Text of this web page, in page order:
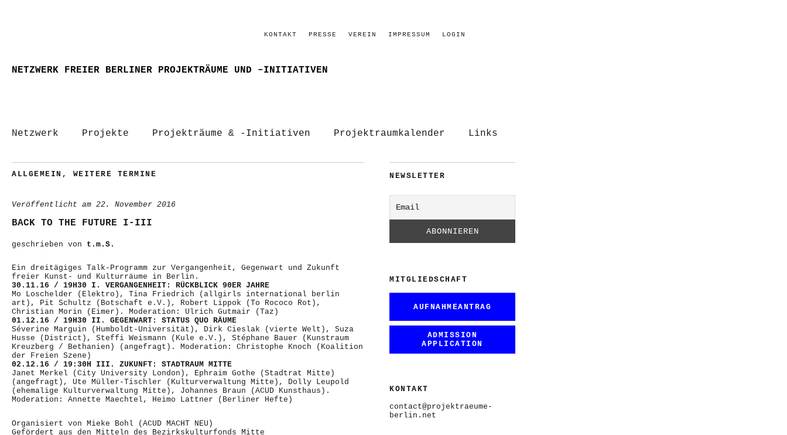
KONTAKT PRESSE VEREIN IMPRESSUM LOGIN
NETZWERK FREIER BERLINER PROJEKTRÄUME UND –INITIATIVEN
Netzwerk Projekte Projekträume & -Initiativen Projektraumkalender Links
ALLGEMEIN , WEITERE TERMINE
Veröffentlicht am 22. November 2016
BACK TO THE FUTURE I-III
geschrieben von t.m.S.
Ein dreitägiges Talk-Programm zur Vergangenheit, Gegenwart und Zukunft
freier Kunst- und Kulturräume in Berlin.
30.11.16 / 19H30 I. VERGANGENHEIT: RÜCKBLICK 90ER JAHRE
Mo Loschelder (Elektro), Tina Friedrich (allgirls international berlin
art), Pit Schultz (Botschaft e.V.), Robert Lippok (To Rococo Rot),
Christian Morin (Eimer). Moderation: Ulrich Gutmair (Taz)
01.12.16 / 19H30 II. GEGENWART: STATUS QUO RÄUME
Séverine Marguin (Humboldt-Universität), Dirk Cieslak (vierte Welt), Suza
Husse (District), Steffi Weismann (Kule e.V.), Stéphane Bauer (Kunstraum
Kreuzberg / Bethanien) (angefragt). Moderation: Christophe Knoch (Koalition
der Freien Szene)
02.12.16 / 19:30H III. ZUKUNFT: STADTRAUM MITTE
Janet Merkel (City University London), Ephraim Gothe (Stadtrat Mitte)
(angefragt), Ute Müller-Tischler (Kulturverwaltung Mitte), Dolly Leupold
(ehemalige Kulturverwaltung Mitte), Johannes Braun (ACUD Kunsthaus).
Moderation: Annette Maechtel, Heimo Lattner (Berliner Hefte)
Organisiert von Mieke Bohl (ACUD MACHT NEU)
Gefördert aus den Mitteln des Bezirkskulturfonds Mitte
NEWSLETTER
MITGLIEDSCHAFT
AUFNAHMEANTRAG
ADMISSION
APPLICATION
KONTAKT
contact@projektraeume-
berlin.net